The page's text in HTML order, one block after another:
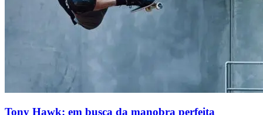
Tony Hawk: em busca da manobra perfeita